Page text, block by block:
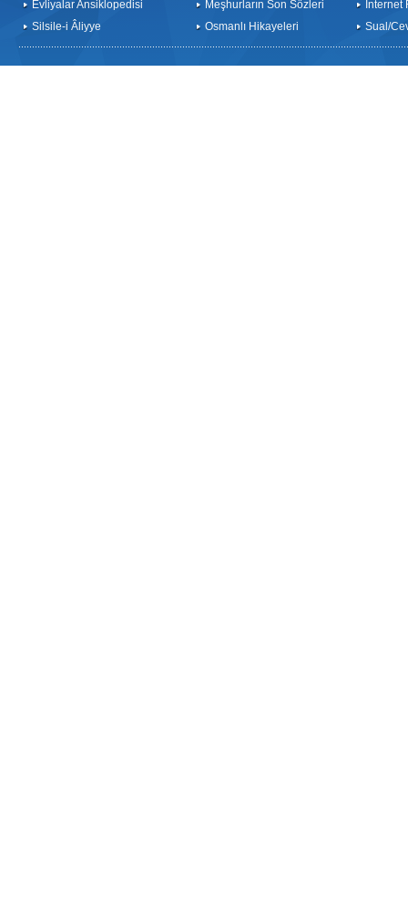
Evliyalar Ansiklopedisi
Silsile-i Âliyye
Meşhurların Son Sözleri
Osmanlı Hikayeleri
İnternet
Sual/